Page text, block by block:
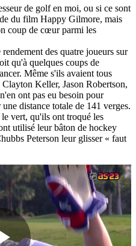
de golf en moi, ou si ce sont
du film Happy Gilmore, mais
coup de cœur parmi les
des quatre joueurs sur
qu'à quelques coups de
Même s'ils avaient tous
Keller, Jason Robertson,
ont pas eu besoin pour
distance totale de 141 verges.
vert, qu'ils ont troqué les
utilisé leur bâton de hockey
Peterson leur glisser « faut